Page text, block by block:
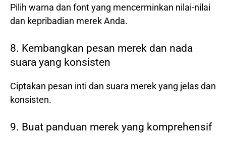
Pilih warna dan font yang mencerminkan nilai-nilai
dan kepribadian merek Anda.
8. Kembangkan pesan merek dan nada
suara yang konsisten
Ciptakan pesan inti dan suara merek yang jelas dan
konsisten.
9. Buat panduan merek yang komprehensif